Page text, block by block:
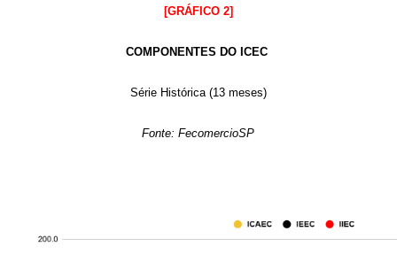
[GRÁFICO 2]
COMPONENTES DO ICEC
Série Histórica (13 meses)
Fonte: FecomercioSP